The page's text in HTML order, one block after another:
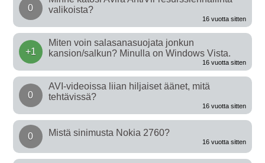
0
valikoista?
16 vuotta sitten
+1
Miten voin salasanasuojata jonkun
kansion/salkun? Minulla on Windows Vista.
16 vuotta sitten
0
AVI-videoissa liian hiljaiset äänet, mitä
tehtävissä?
16 vuotta sitten
0 Mistä sinimusta Nokia 2760?
16 vuotta sitten